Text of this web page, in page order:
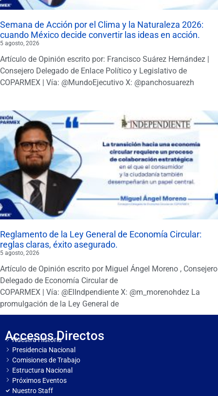
Semana de Acción por el Clima y la Naturaleza 2026:
cuando México decide convertir las ideas en acción.
5 agosto, 2026
Artículo de Opinión escrito por: Francisco Suárez Hernández |
Consejero Delegado de Enlace Político y Legislativo de
COPARMEX | Vía: @MundoEjecutivo X: @panchosuarezh
Reglamento de la Ley General de Economía Circular:
reglas claras, éxito asegurado.
5 agosto, 2026
Artículo de Opinión escrito por Miguel Ángel Moreno , Consejero
Delegado de Economía Circular de
COPARMEX | Vía: @ElIndpendiente X: @m_morenohdez La
promulgación de la Ley General de
Accesos Directos
Nuestra Historia
Presidencia Nacional
Comisiones de Trabajo
Estructura Nacional
Próximos Eventos
Nuestro Staff